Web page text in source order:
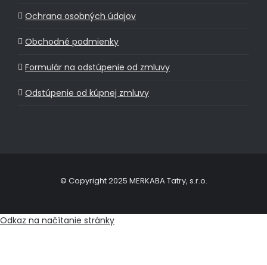
Ochrana osobných údajov
Obchodné podmienky
Formulár na odstúpenie od zmluvy
Odstúpenie od kúpnej zmluvy
© Copyright 2025 MERKABA Tatry, s.r.o.
Odkaz na načítanie stránky